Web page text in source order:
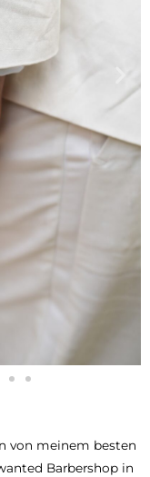
von meinem besten
Barbershop in